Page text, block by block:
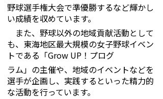
野球選手権大会で準優勝するなど輝かし
い成績を収めています。
また、野球以外の地域貢献活動として
も、東海地区最大規模の女子野球イベン
トである「Grow UP！プログ
ラム」の主催や、地域のイベントなどを
選手が企画し、実践するといった精力的
な活動を行っています。